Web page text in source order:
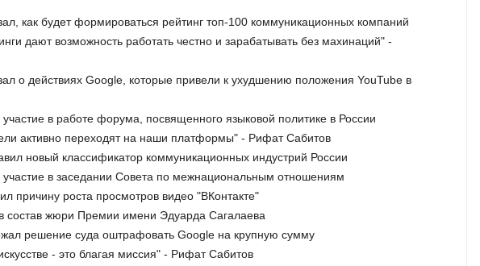
как будет формироваться рейтинг топ-100 коммуникационных компаний
дают возможность работать честно и зарабатывать без махинаций" -
о действиях Google, которые привели к ухудшению положения YouTube в
в работе форума, посвященного языковой политике в России
активно переходят на наши платформы" - Рифат Сабитов
новый классификатор коммуникационных индустрий России
в заседании Совета по межнациональным отношениям
причину роста просмотров видео "ВКонтакте"
состав жюри Премии имени Эдуарда Сагалаева
решение суда оштрафовать Google на крупную сумму
- это благая миссия" - Рифат Сабитов